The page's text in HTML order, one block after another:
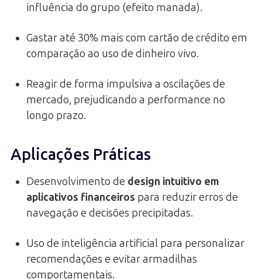
influência do grupo (efeito manada).
Gastar até 30% mais com cartão de crédito em
comparação ao uso de dinheiro vivo.
Reagir de forma impulsiva a oscilações de
mercado, prejudicando a performance no
longo prazo.
Aplicações Práticas
Desenvolvimento de design intuitivo em
aplicativos financeiros para reduzir erros de
navegação e decisões precipitadas.
Uso de inteligência artificial para personalizar
recomendações e evitar armadilhas
comportamentais.